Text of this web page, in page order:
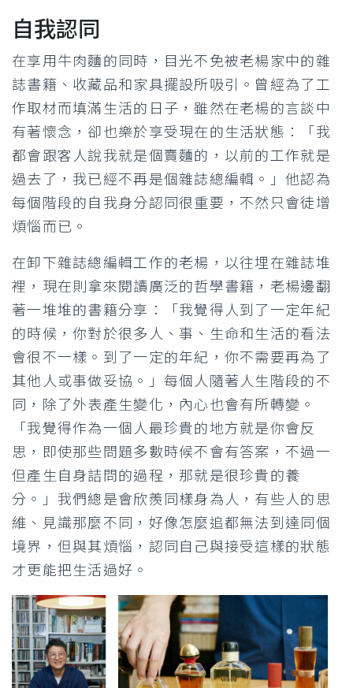
自我認同
在享用牛肉麵的同時，目光不免被老楊家中的雜
誌書籍、收藏品和家具擺設所吸引。曾經為了工
作取材而填滿生活的日子，雖然在老楊的言談中
有著懷念，卻也樂於享受現在的生活狀態：「我
都會跟客人說我就是個賣麵的，以前的工作就是
過去了，我已經不再是個雜誌總編輯。」他認為
每個階段的自我身分認同很重要，不然只會徒增
煩惱而已。
在卸下雜誌總編輯工作的老楊，以往埋在雜誌堆
裡，現在則拿來閱讀廣泛的哲學書籍，老楊邊翻
著一堆堆的書籍分享：「我覺得人到了一定年紀
的時候，你對於很多人、事、生命和生活的看法
會很不一樣。到了一定的年紀，你不需要再為了
其他人或事做妥協。」每個人隨著人生階段的不
同，除了外表產生變化，內心也會有所轉變。
「我覺得作為一個人最珍貴的地方就是你會反
思，即使那些問題多數時候不會有答案，不過一
但產生自身詰問的過程，那就是很珍貴的養
分。」我們總是會欣羨同樣身為人，有些人的思
維、見識那麼不同，好像怎麼追都無法到達同個
境界，但與其煩惱，認同自己與接受這樣的狀態
才更能把生活過好。